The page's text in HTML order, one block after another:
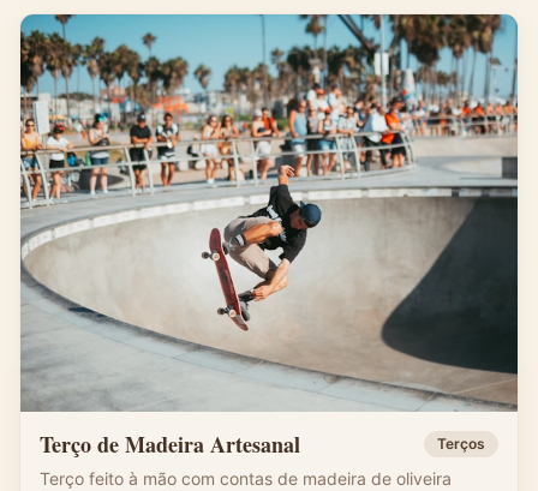
Terço de Madeira Artesanal Terços
Terço feito à mão com contas de madeira de oliveira